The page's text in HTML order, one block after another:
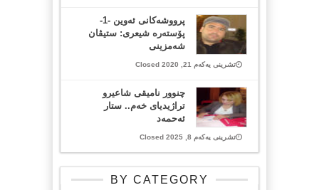
پرووشەکانی ئەوین -1-
پۆستەرە شیعری: ستیڤان
شەمزینی
تشرینی یەکەم 21, 2020 Closed
چنوور نامیقی شاعیرو
تراژیدیای خەم.. ستار
ئەحمەد
تشرینی یەکەم 8, 2025 Closed
BY CATEGORY